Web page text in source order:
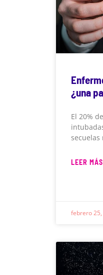
¿una
El 20%
secuelas
LEER
febrero 25,